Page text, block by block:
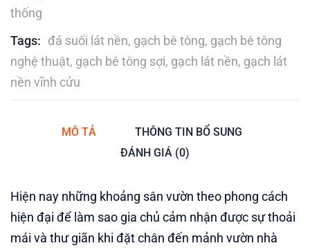
thống
Tags: đá suối lát nền, gạch bê tông, gạch bê tông
nghệ thuật, gạch bê tông sợi, gạch lát nền, gạch lát
nền vĩnh cửu
MÔ TẢ
THÔNG TIN BỔ SUNG
ĐÁNH GIÁ (0)
Hiện nay những khoảng sân vườn theo phong cách
hiện đại để làm sao gia chủ cảm nhận được sự thoải
mái và thư giãn khi đặt chân đến mảnh vườn nhà